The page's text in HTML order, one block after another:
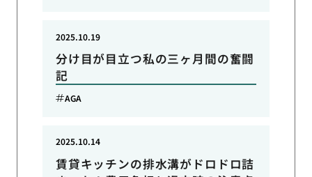
分け目が目立つ私の三ヶ月間の奮闘
記
2025.10.19
AGA
賃貸キッチンの排水溝がドロドロ詰
2025.10.14